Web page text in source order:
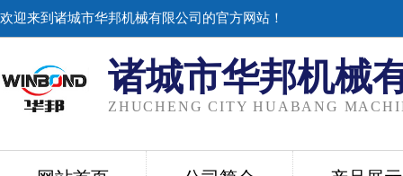
欢迎来到诸城市华邦机械有限公司的官方网站！
诸城市华邦机械
ZHUCHENG CITY HUABANG